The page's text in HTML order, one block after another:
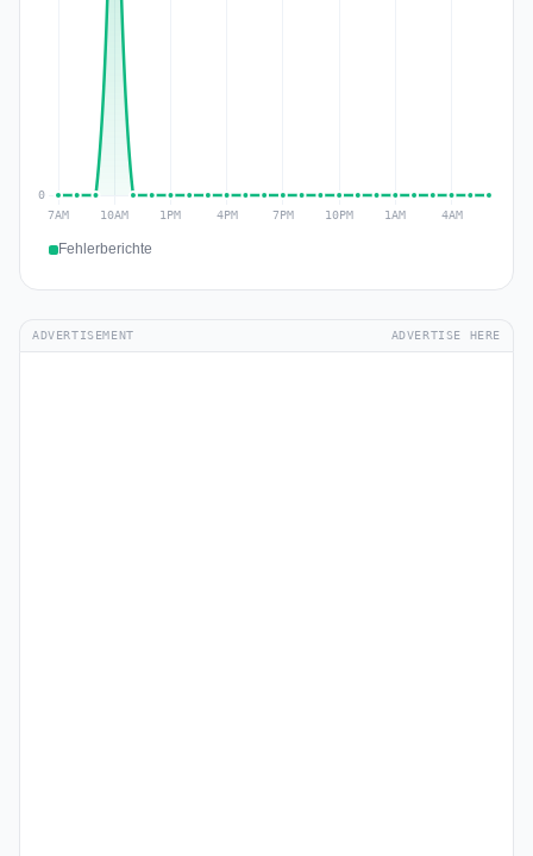
Fehlerberichte
ADVERTISEMENT ADVERTISE HERE